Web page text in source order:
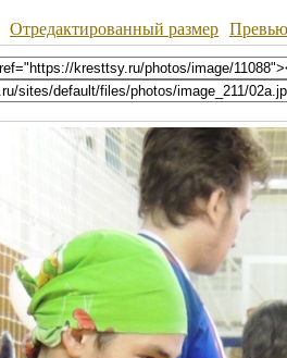
Отредактированный размер Превью